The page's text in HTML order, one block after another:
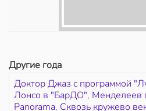
Другие года
Доктор Джаз с программой
Лонсо в "БарДО", Менделеев
Panorama, Сквозь кружево